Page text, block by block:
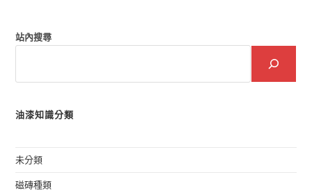
站內搜尋
油漆知識分類
未分類
磁磚種類